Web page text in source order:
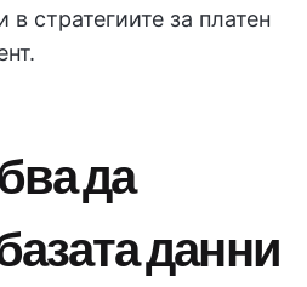
стратегиите за платен
да
данни